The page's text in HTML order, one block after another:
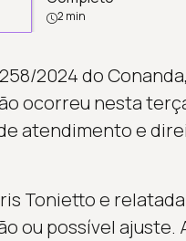
2 min
2024 do
ocorreu nesta
atendimento e
Tonietto e
ou possível ajuste.